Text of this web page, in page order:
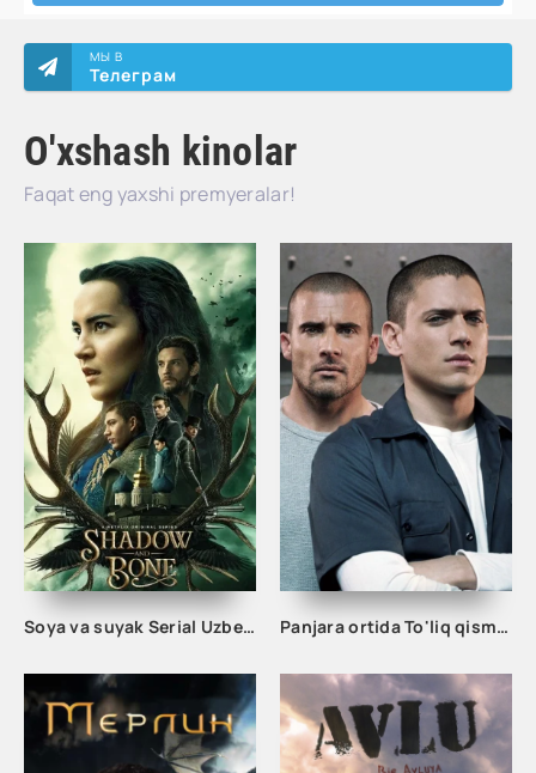
O'xshash kinolar
Faqat eng yaxshi premyeralar!
МЫ В
Телеграм
Soya va suyak Serial Uzbek tilida 16. 17. 18. 19. 20. 21. 22. 23. 24. 25. 26. 27. 28. 29. 30 Qism O'zbek tilida Tarjima Yangi seryal Panjara ortida To'liq qismlar barcha qismlar